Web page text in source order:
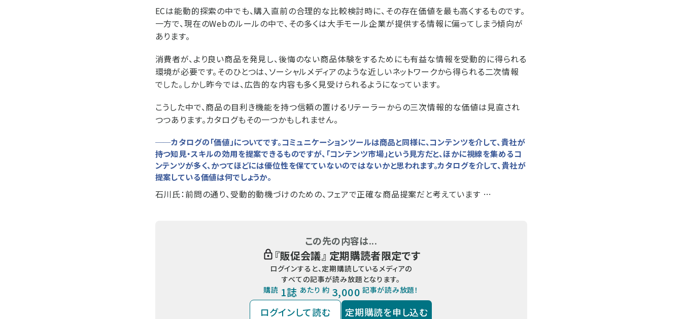
ECは能動的探索の中でも、購入直前の合理的な比較検討時に、その存在価値を最も高くするものです。
一方で、現在のWebのルールの中で、その多くは大手モール企業が提供する情報に偏ってしまう傾向が
あります。
消費者が、より良い商品を発見し、後悔のない商品体験をするためにも有益な情報を受動的に得られる
環境が必要です。そのひとつは、ソーシャルメディアのような近しいネットワークから得られる二次情報
でした。しかし昨今では、広告的な内容も多く見受けられるようになっています。
こうした中で、商品の目利き機能を持つ信頼の置けるリテーラーからの三次情報的な価値は見直され
つつあります。カタログもその一つかもしれません。
──カタログの「価値」についてです。コミュニケーションツールは商品と同様に、コンテンツを介して、貴社が
持つ知見・スキルの効用を提案できるものですが、「コンテンツ市場」という見方だと、ほかに視線を集めるコ
ンテンツが多く、かつてほどには優位性を保てていないのではないかと思われます。カタログを介して、貴社が
提案している価値は何でしょうか。
石川氏：前問の通り、受動的動機づけのための、フェアで正確な商品提案だと考えています …
この先の内容は...
『販促会議』 定期購読者限定です
ログインすると、定期購読しているメディアの
すべての記事が読み放題となります。
購読 1誌 あたり 約 3,000 記事が読み放題！
ログインして読む 定期購読を申し込む